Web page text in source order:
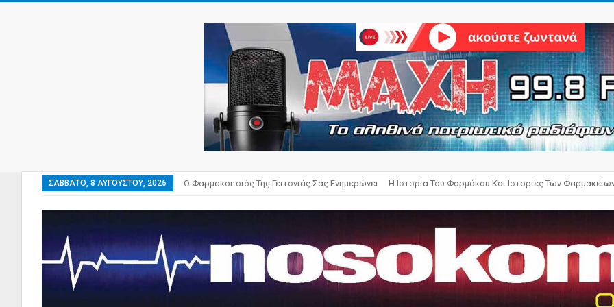
ΣΆΒΒΑΤΟ, 8 ΑΥΓΟΎΣΤΟΥ, 2026 Ο Φαρμακοποιός Της Γειτονιάς Σάς Ενημερώνει Η Ιστορία Του Φαρμάκου Και Ιστορίες Των